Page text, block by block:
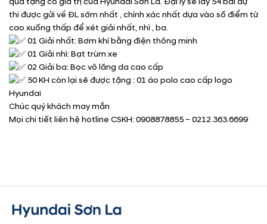
thi được gửi về ĐL sớm nhất , chính xác nhất dựa vào số điểm từ
cao xuống thấp để xét giải nhất, nhì , ba.
01 Giải nhất: Bơm khí bằng điện thông minh
01 Giải nhì: Bạt trùm xe
02 Giải ba: Bọc vô lăng da cao cấp
50 KH còn lại sẽ được tặng : 01 áo polo cao cấp logo
Hyundai
Chúc quý khách may mắn
Mọi chi tiết liên hệ hotline CSKH: 0908878855 – 0212.363.6699